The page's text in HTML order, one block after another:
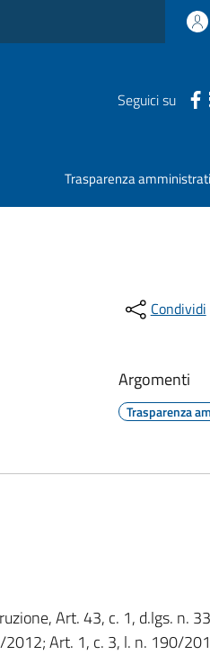
Seguici su
Trasparenza
Condividi
Argomenti
Trasparenza
Art. 43, c. 1, d.lgs. n.
Art. 1, c. 3, l. n. 190/